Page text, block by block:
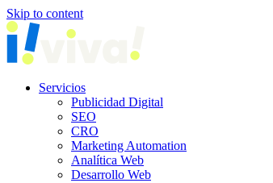
Skip to content
Servicios
Publicidad Digital
SEO
CRO
Marketing Automation
Analítica Web
Desarrollo Web